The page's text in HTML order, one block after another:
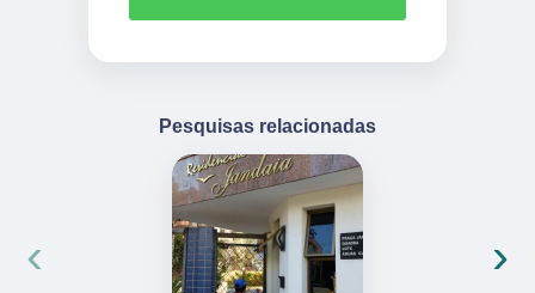
Pesquisas relacionadas
‹ ›